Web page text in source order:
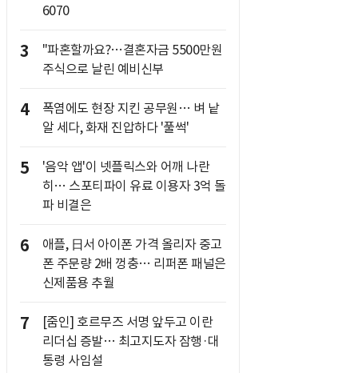
6070
3
"파혼할까요?…결혼자금 5500만원
주식으로 날린 예비신부
4
폭염에도 현장 지킨 공무원… 벼 낱
알 세다, 화재 진압하다 '풀썩'
5
'음악 앱'이 넷플릭스와 어깨 나란
히… 스포티파이 유료 이용자 3억 돌
파 비결은
6
애플, 日서 아이폰 가격 올리자 중고
폰 주문량 2배 껑충… 리퍼폰 패널은
신제품용 추월
7
[줌인] 호르무즈 서명 앞두고 이란
리더십 증발… 최고지도자 잠행·대
통령 사임설